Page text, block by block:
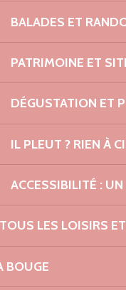
BALADES ET
PATRIMOINE ET
DÉGUSTATION ET
IL PLEUT ? RIEN À
ACCESSIBILITÉ :
TOUS LES LOISIRS
BOUGE
Lannion